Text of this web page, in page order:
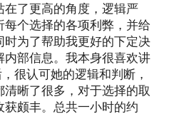
了更高的角度，逻辑严
个选择的各项利弊，并给
时为了帮助我更好的下定决
部信息。我本身很喜欢讲
很认可她的逻辑和判断，
晰了很多，对于选择的取
颇丰。总共一小时的约